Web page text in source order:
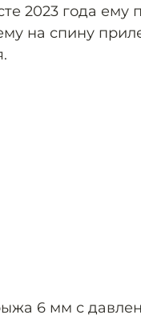
2023 года ему
на спину
6 мм с